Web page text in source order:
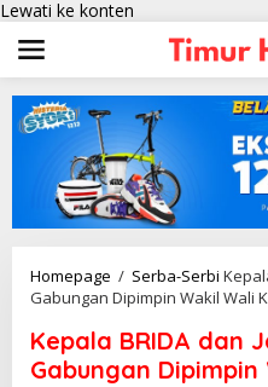
Lewati ke konten
Homepage / Serba-Serbi
Gabungan Dipimpin Wakil Wali
Kepala BRIDA dan
Gabungan